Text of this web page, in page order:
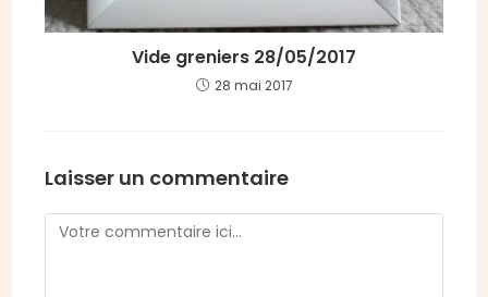
Vide greniers 28/05/2017
28 mai 2017
Laisser un commentaire
Comment